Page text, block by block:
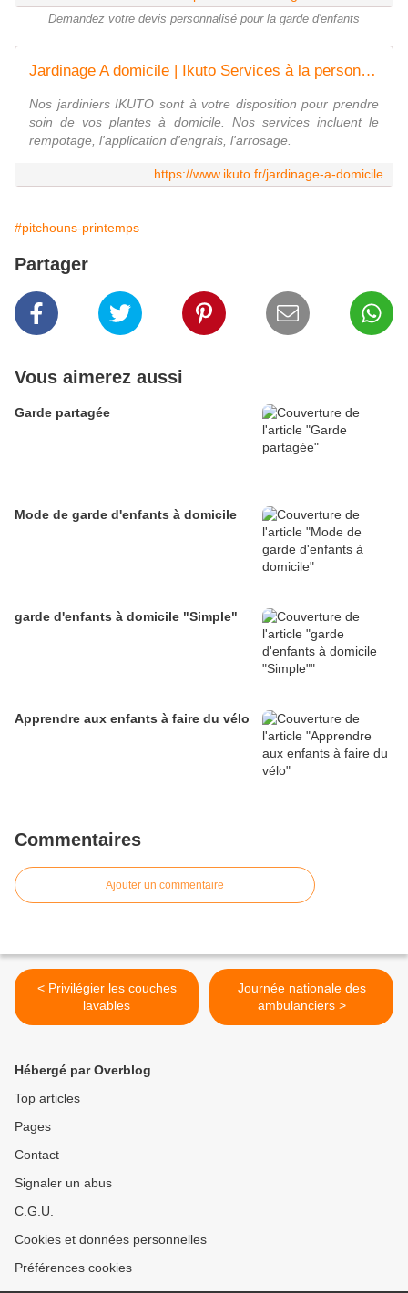
Demandez votre devis personnalisé pour la garde d'enfants
Jardinage A domicile | Ikuto Services à la personne | France
Nos jardiniers IKUTO sont à votre disposition pour prendre
soin de vos plantes à domicile. Nos services incluent le
rempotage, l'application d'engrais, l'arrosage.
https://www.ikuto.fr/jardinage-a-domicile
#pitchouns-printemps
Partager
Vous aimerez aussi
Garde partagée
Mode de garde d'enfants à domicile
garde d'enfants à domicile "Simple"
​​​​​​​Apprendre aux enfants à faire du vélo
Commentaires
Ajouter un commentaire
< Privilégier les couches
lavables
Journée nationale des
ambulanciers >
Hébergé par Overblog
Top articles
Pages
Contact
Signaler un abus
C.G.U.
Cookies et données personnelles
Préférences cookies